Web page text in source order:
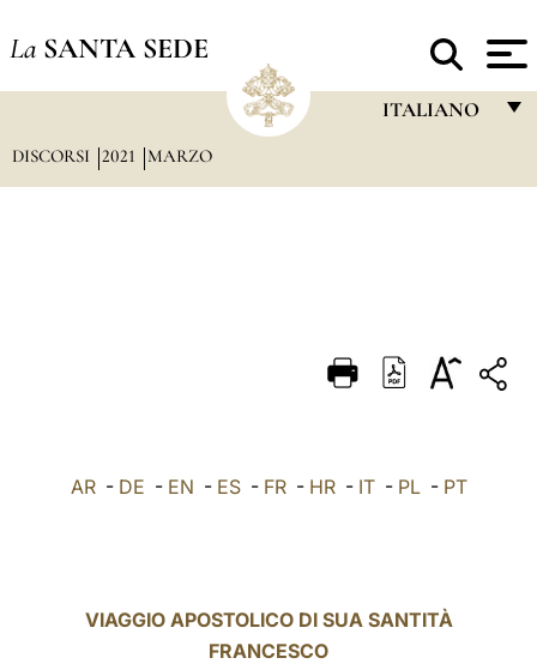
La SANTA SEDE
ITALIANO
DEUTSCH
العربيّة
DISCORSI 2021 MARZO
AR- DE - EN - ES- FR- HR- IT- PL- PT
VIAGGIO APOSTOLICO DI SUA SANTITÀ
FRANCESCO